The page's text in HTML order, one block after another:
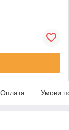
Оплата Умови